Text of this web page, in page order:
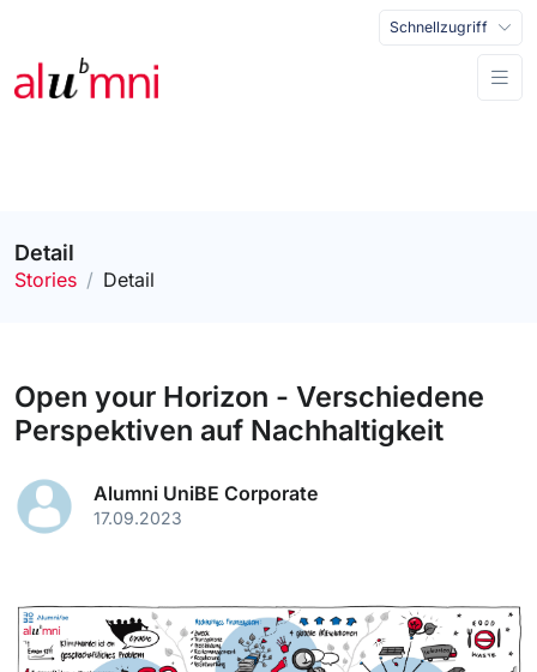
Schnellzugriff
Detail
Stories Detail
Open your Horizon - Verschiedene
Perspektiven auf Nachhaltigkeit
Alumni UniBE Corporate
17.09.2023